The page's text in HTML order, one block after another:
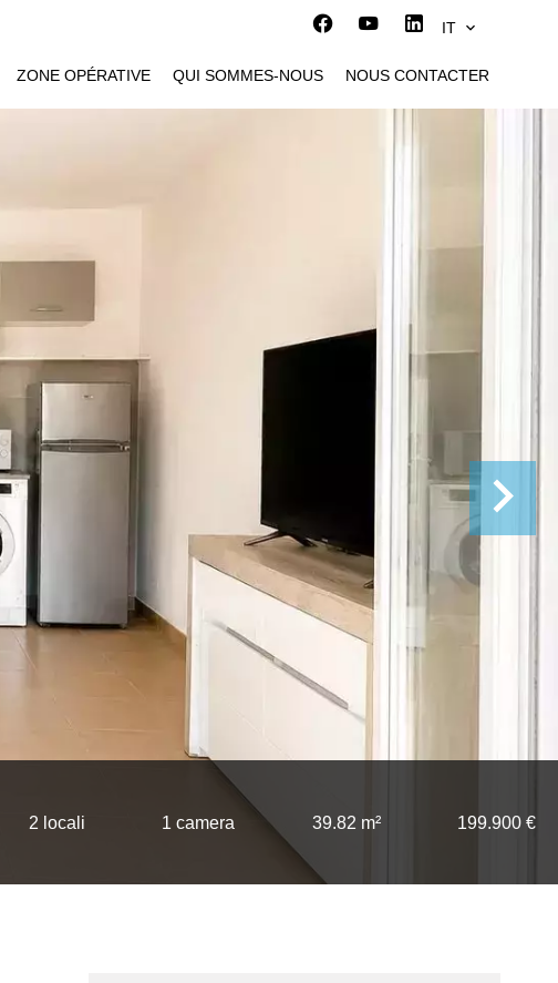
IT
ZONE OPÉRATIVE QUI SOMMES-NOUS NOUS CONTACTER
2 locali 1 camera 39.82 m² 199.900 €